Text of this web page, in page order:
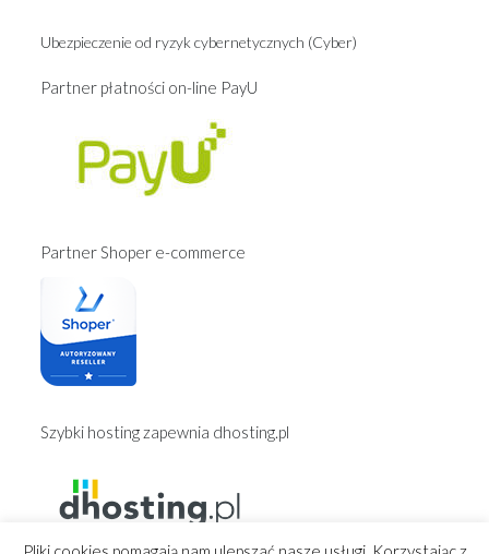
Ubezpieczenie od ryzyk cybernetycznych (Cyber)
Partner płatności on-line PayU
Partner Shoper e-commerce
Szybki hosting zapewnia dhosting.pl